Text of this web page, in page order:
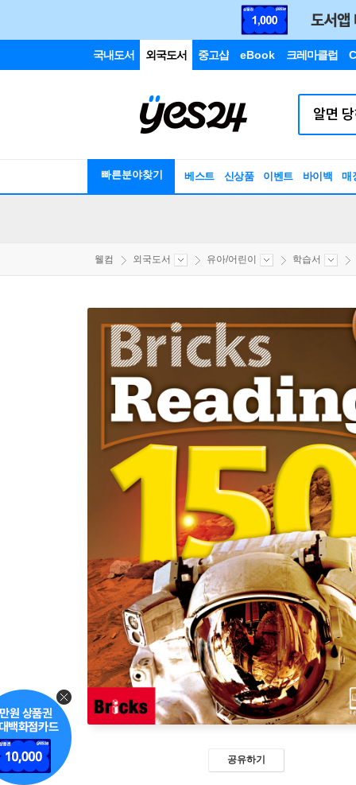
국내도서 외국도서 중고샵 eBook 크레마클럽
빠른분야찾기 베스트 신상품 이벤트 바이백 매
웰컴 외국도서 유아/어린이 학습서
공유하기